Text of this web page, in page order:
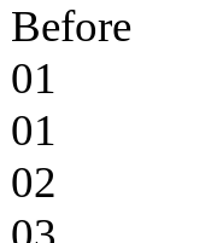
Before
01
01
02